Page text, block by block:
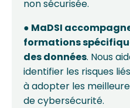
non sécurisée.
● MaDSI
formations
des données. Nous
identifier les risques
à adopter les
de cybersécurité.